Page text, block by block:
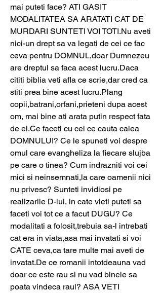
mai puteti face? ATI GASIT
MODALITATEA SA ARATATI CAT DE
MURDARI SUNTETI VOI TOTI.Nu aveti
nici-un drept sa va legati de cei ce fac
ceva pentru DOMNUL,doar Dumnezeu
are dreptul sa faca acest lucru.Daca
cititi biblia veti afla ce scrie,dar cred ca
stiti prea bine acest lucru.Plang
copii,batrani,orfani,prieteni dupa acest
om, mai bine ati arata putin respect fata
de ei.Ce faceti cu cei ce cauta calea
DOMNULUI? Ce le spuneti voi despre
omul care evangheliza la fiecare slujba
pe care o tinea? Cum indrazniti voi cei
mici si neinsemnati,la care oamenii nici
nu privesc? Sunteti invidiosi pe
realizarile D-lui, in cate vieti puteti sa
faceti voi tot ce a facut DUGU? Ce
modalitati a folosit,trebuia sa-l intrebati
cat era in viata,asa mai invatati si voi
CATE ceva,ca tare multe mai aveti de
invatat.De ce romanii intotdeauna vad
doar ce este rau si nu vad binele sa
poata vindeca raul? ASA VETI